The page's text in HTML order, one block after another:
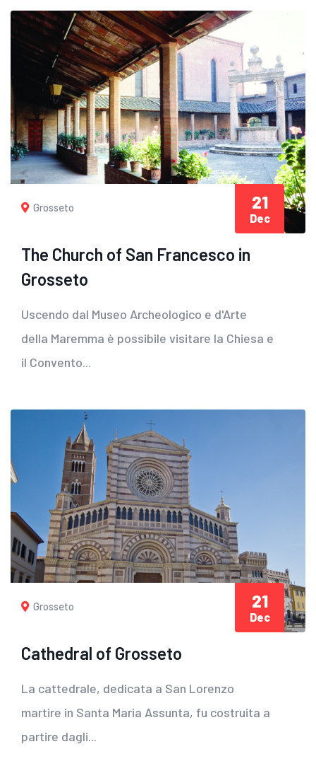
Grosseto
The Church of San Francesco in
Grosseto
Uscendo dal Museo Archeologico e d'Arte
della Maremma è possibile visitare la Chiesa e
il Convento...
21
Dec
Grosseto
Cathedral of Grosseto
La cattedrale, dedicata a San Lorenzo
martire in Santa Maria Assunta, fu costruita a
partire dagli...
21
Dec